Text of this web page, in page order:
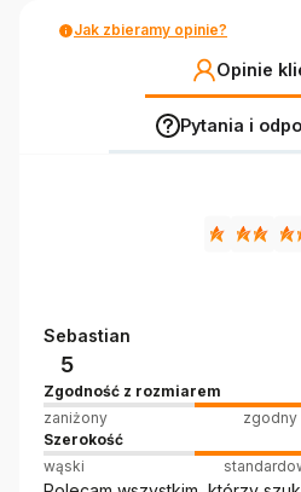
Jak zbieramy opinie?
Opinie
Pytania i
Sebastian
5
Zgodność z rozmiarem
zaniżony
zgodny
Szerokość
wąski